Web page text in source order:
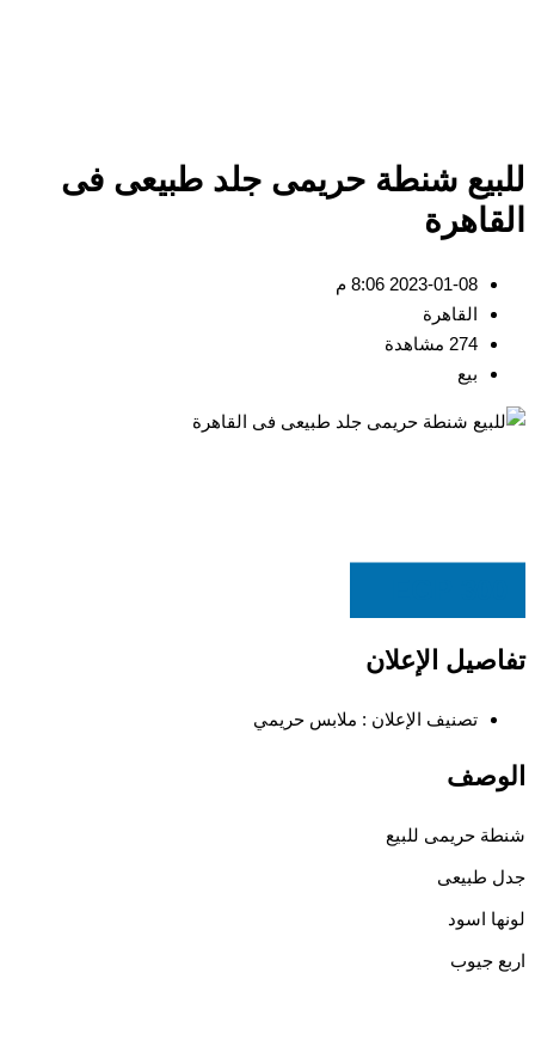
للبيع شنطة حريمى جلد طبيعى فى
القاهرة
2023-01-08 8:06 م
القاهرة
274 مشاهدة
بيع
تفاصيل الإعلان
تصنيف الإعلان : ملابس حريمي
الوصف
شنطة حريمى للبيع
جدل طبيعى
لونها اسود
اربع جيوب